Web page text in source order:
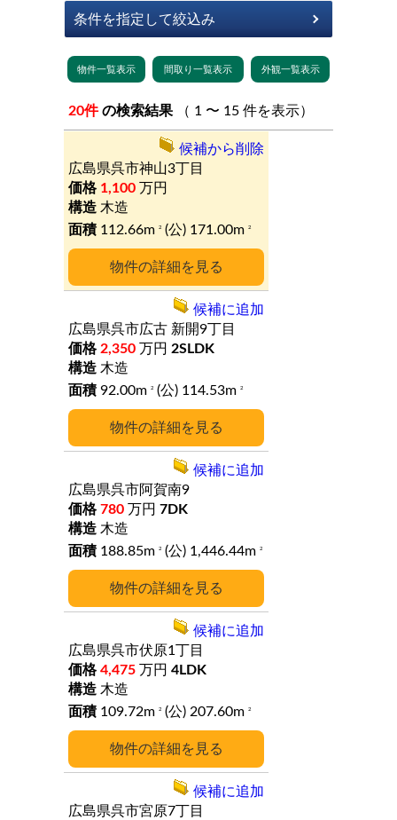
20件 の検索結果 （ 1 〜 15 件を表示）
詳細
広島県呉市神山3丁目
1,100 万円
木造
112.66m
2 (公) 171.00m 2
候補から削除
詳細
広島県呉市広古 新開9丁目
2,350 万円 2SLDK
木造
92.00m
2 (公) 114.53m 2
候補に追加
詳細
広島県呉市阿賀南9
780 万円 7DK
木造
188.85m
2 (公) 1,446.44m 2
候補に追加
詳細
広島県呉市伏原1丁目
4,475 万円 4LDK
木造
109.72m
2 (公) 207.60m 2
候補に追加
広島県呉市宮原7丁目
候補に追加